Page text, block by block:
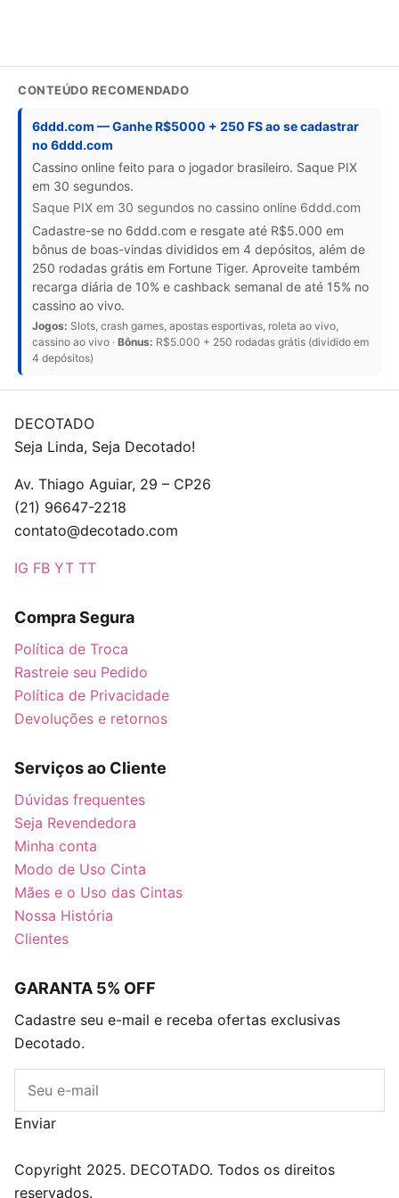
CONTEÚDO RECOMENDADO
6ddd.com — Ganhe R$5000 + 250 FS ao se cadastrar
no 6ddd.com
Cassino online feito para o jogador brasileiro. Saque PIX
em 30 segundos.
Saque PIX em 30 segundos no cassino online 6ddd.com
Cadastre-se no 6ddd.com e resgate até R$5.000 em
bônus de boas-vindas divididos em 4 depósitos, além de
250 rodadas grátis em Fortune Tiger. Aproveite também
recarga diária de 10% e cashback semanal de até 15% no
cassino ao vivo.
Jogos: Slots, crash games, apostas esportivas, roleta ao vivo,
cassino ao vivo · Bônus: R$5.000 + 250 rodadas grátis (dividido em
4 depósitos)
DECOTADO
Seja Linda, Seja Decotado!
Av. Thiago Aguiar, 29 – CP26
(21) 96647-2218
contato@decotado.com
IG FB YT TT
Compra Segura
Política de Troca
Rastreie seu Pedido
Política de Privacidade
Devoluções e retornos
Serviços ao Cliente
Dúvidas frequentes
Seja Revendedora
Minha conta
Modo de Uso Cinta
Mães e o Uso das Cintas
Nossa História
Clientes
GARANTA 5% OFF
Cadastre seu e-mail e receba ofertas exclusivas
Decotado.
Enviar
Copyright 2025. DECOTADO. Todos os direitos
reservados.